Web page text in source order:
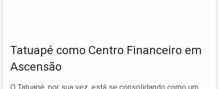
Tatuapé como Centro Financeiro em
Ascensão
O Tatuapé, por sua vez, está se consolidando como um